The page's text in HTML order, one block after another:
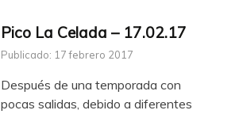
Pico La Celada – 17.02.17
Publicado: 17 febrero 2017
Después de una temporada con
pocas salidas, debido a diferentes